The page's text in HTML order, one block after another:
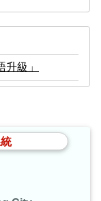
級」